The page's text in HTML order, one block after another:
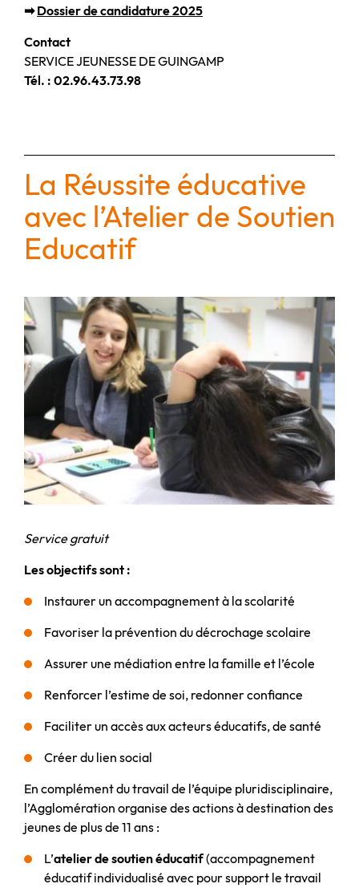
➡Dossier de candidature 2025
Contact
SERVICE JEUNESSE DE GUINGAMP
Tél. : 02.96.43.73.98
La Réussite éducative
avec l’Atelier de Soutien
Educatif
Service gratuit
Les objectifs sont :
Instaurer un accompagnement à la scolarité
Favoriser la prévention du décrochage scolaire
Assurer une médiation entre la famille et l’école
Renforcer l’estime de soi, redonner confiance
Faciliter un accès aux acteurs éducatifs, de santé
Créer du lien social
En complément du travail de l’équipe pluridisciplinaire,
l’Agglomération organise des actions à destination des
jeunes de plus de 11 ans :
L’atelier de soutien éducatif(accompagnement
éducatif individualisé avec pour support le travail